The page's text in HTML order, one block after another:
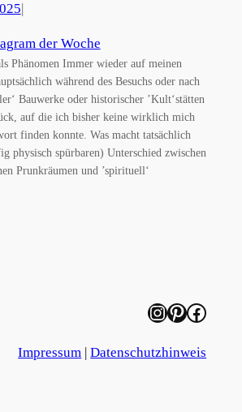
|
der Woche
Phänomen Immer wieder auf meinen
während des Besuchs oder nach
Bauwerke oder historischer ’Kult‘stätten
auf die ich bisher keine wirklich mich
finden konnte. Was macht tatsächlich
physisch spürbaren) Unterschied zwischen
Prunkräumen und ’spirituell‘
InstagramPinterest Facebook
Impressum |Datenschutzhinweis